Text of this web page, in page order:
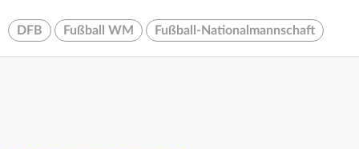
DFB Fußball WM Fußball-Nationalmannschaft